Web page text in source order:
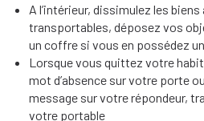
A l’intérieur, dissimulez les
transportables, déposez vos
un coffre si vous en possédez un
Lorsque vous quittez votre
mot d’absence sur votre porte
message sur votre répondeur,
votre portable